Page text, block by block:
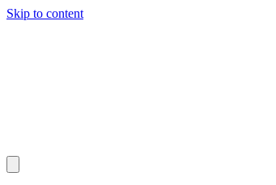
Skip to content